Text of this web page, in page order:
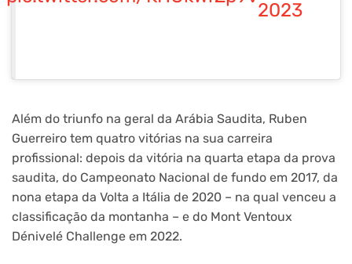
2023
Além do triunfo na geral da Arábia Saudita, Ruben
Guerreiro tem quatro vitórias na sua carreira
profissional: depois da vitória na quarta etapa da prova
saudita, do Campeonato Nacional de fundo em 2017, da
nona etapa da Volta a Itália de 2020 – na qual venceu a
classificação da montanha – e do Mont Ventoux
Dénivelé Challenge em 2022.